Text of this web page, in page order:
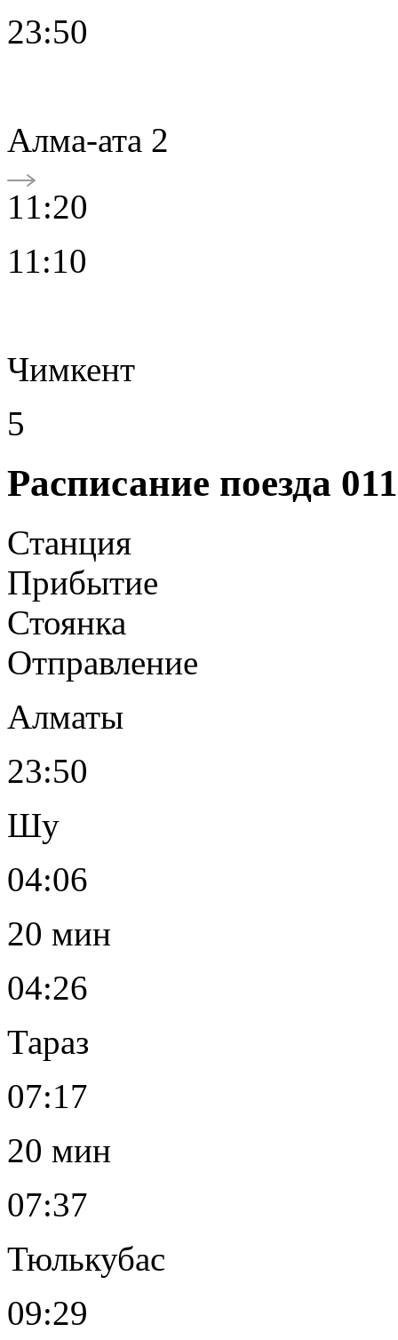
23:50
Алма-ата 2
11:20
11:10
Чимкент
5
Расписание поезда
Станция
Прибытие
Стоянка
Отправление
Алматы
23:50
Шу
04:06
20 мин
04:26
Тараз
07:17
20 мин
07:37
Тюлькубас
09:29